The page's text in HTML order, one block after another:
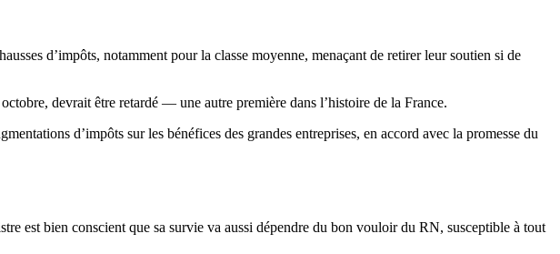
d’impôts, notamment pour la classe moyenne, menaçant de retirer leur soutien si de
devrait être retardé — une autre première dans l’histoire de la France.
d’impôts sur les bénéfices des grandes entreprises, en accord avec la promesse du
est bien conscient que sa survie va aussi dépendre du bon vouloir du RN, susceptible à tout